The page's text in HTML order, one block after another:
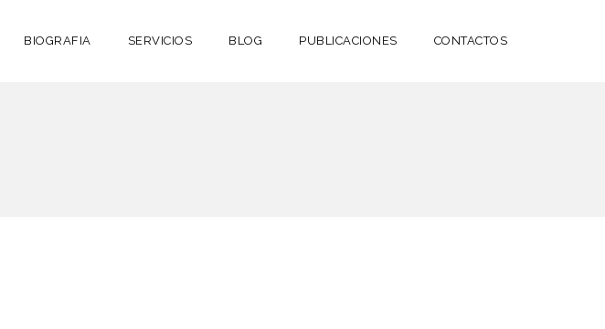
BIOGRAFIA SERVICIOS BLOG PUBLICACIONES CONTACTOS